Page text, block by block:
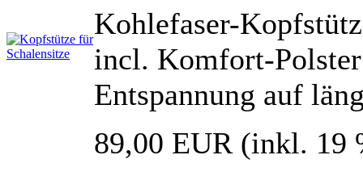
Kohlefaser-
incl. Komfort-
Entspannung auf
89,00 EUR (inkl. 19